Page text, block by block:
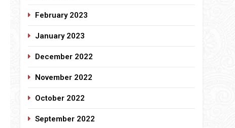
February 2023
January 2023
December 2022
November 2022
October 2022
September 2022